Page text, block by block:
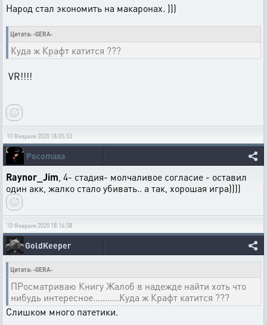
Народ стал экономить на макаронах. )))
Цитата: -GERA-
Куда ж Крафт катится ???
VR!!!!
10 Февраля 2020 18:05:53
Pocomaxa
Raynor_Jim , 4- стадия- молчаливое согласие - оставил
один акк, жалко стало убивать.. а так, хорошая игра))))
10 Февраля 2020 18:16:58
GoldKeeper
Цитата: -GERA-
ПРосматриваю Книгу Жалоб в надежде найти хоть что
нибудь интересное...........Куда ж Крафт катится ???
Слишком много патетики.